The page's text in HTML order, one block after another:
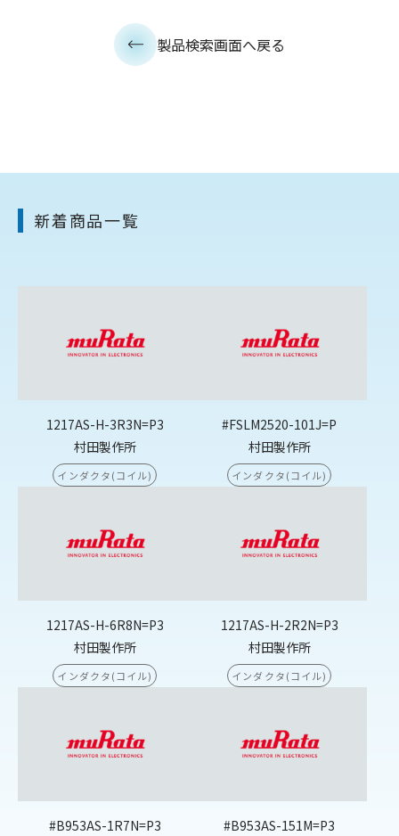
製品検索画面へ戻る
新着商品一覧
1217AS-H-3R3N=P3
村田製作所
インダクタ(コイル)
#FSLM2520-101J=P
村田製作所
インダクタ(コイル)
1217AS-H-6R8N=P3
村田製作所
インダクタ(コイル)
1217AS-H-2R2N=P3
村田製作所
インダクタ(コイル)
#B953AS-1R7N=P3
#B953AS-151M=P3